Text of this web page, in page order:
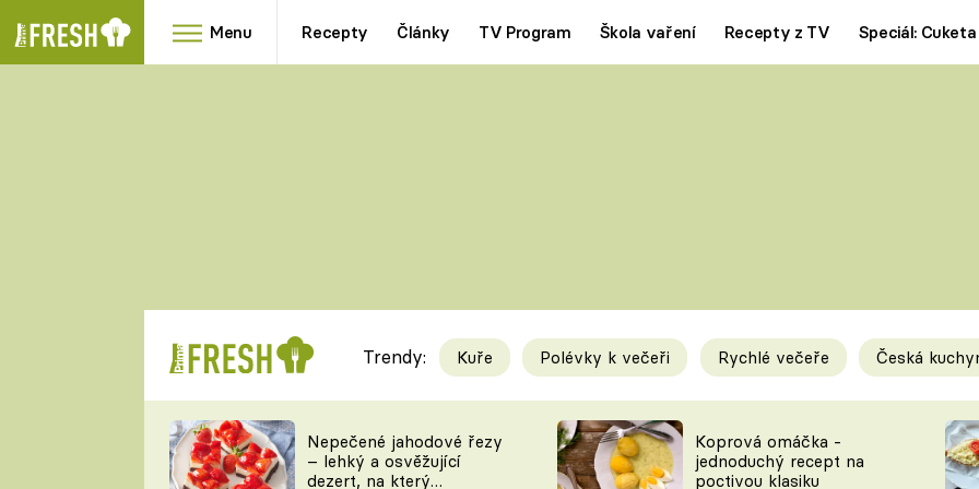
Menu Recepty Články TV Program Škola vaření Recepty z TV Speciál: Cuketa
RYCHLOVKY
Videorecepty
TEĎ VAŘÍ ŠÉF!
Tipy a triky
KAM ZA JÍDLEM
Trendy: Kuře Polévky k večeři Rychlé večeře Česká
Nepečené jahodové řezy
– lehký a osvěžující
dezert, na který
Koprová omáčka -
jednoduchý recept na
poctivou klasiku